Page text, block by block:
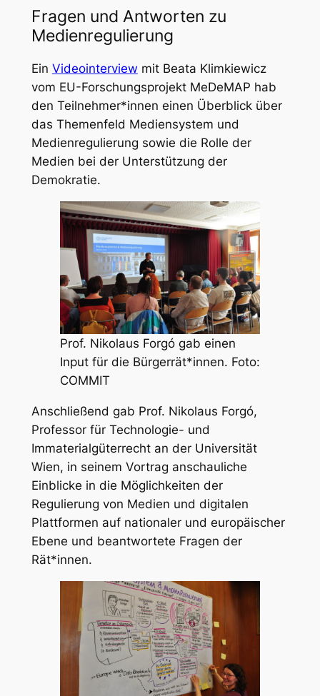
Fragen und Antworten zu
Medienregulierung
Ein Videointerview mit Beata Klimkiewicz
vom EU-Forschungsprojekt MeDeMAP hab
den Teilnehmer*innen einen Überblick über
das Themenfeld Mediensystem und
Medienregulierung sowie die Rolle der
Medien bei der Unterstützung der
Demokratie.
Prof. Nikolaus Forgó gab einen
Input für die Bürgerrät*innen. Foto:
COMMIT
Anschließend gab Prof. Nikolaus Forgó,
Professor für Technologie- und
Immaterialgüterrecht an der Universität
Wien, in seinem Vortrag anschauliche
Einblicke in die Möglichkeiten der
Regulierung von Medien und digitalen
Plattformen auf nationaler und europäischer
Ebene und beantwortete Fragen der
Rät*innen.